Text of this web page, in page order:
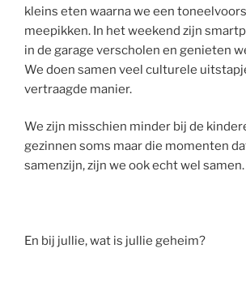
kleins eten waarna we een
meepikken. In het weekend zijn
in de garage verscholen en genieten
We doen samen veel culturele
vertraagde manier.
We zijn misschien minder bij de
gezinnen soms maar die momenten
samenzijn, zijn we ook echt wel samen.
En bij jullie, wat is jullie geheim?